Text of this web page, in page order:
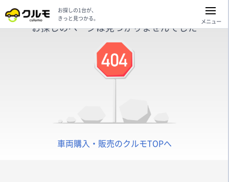
お探しの1台が、
きっと見つかる。
メニュー
お探しのページは見つかりませんでした
車両購入・販売のクルモTOPへ